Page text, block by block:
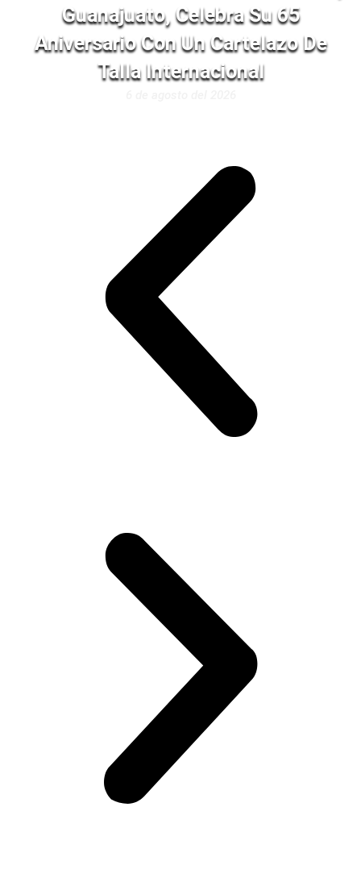
Guanajuato, Celebra Su 65
Aniversario Con Un Cartelazo De
Talla Internacional